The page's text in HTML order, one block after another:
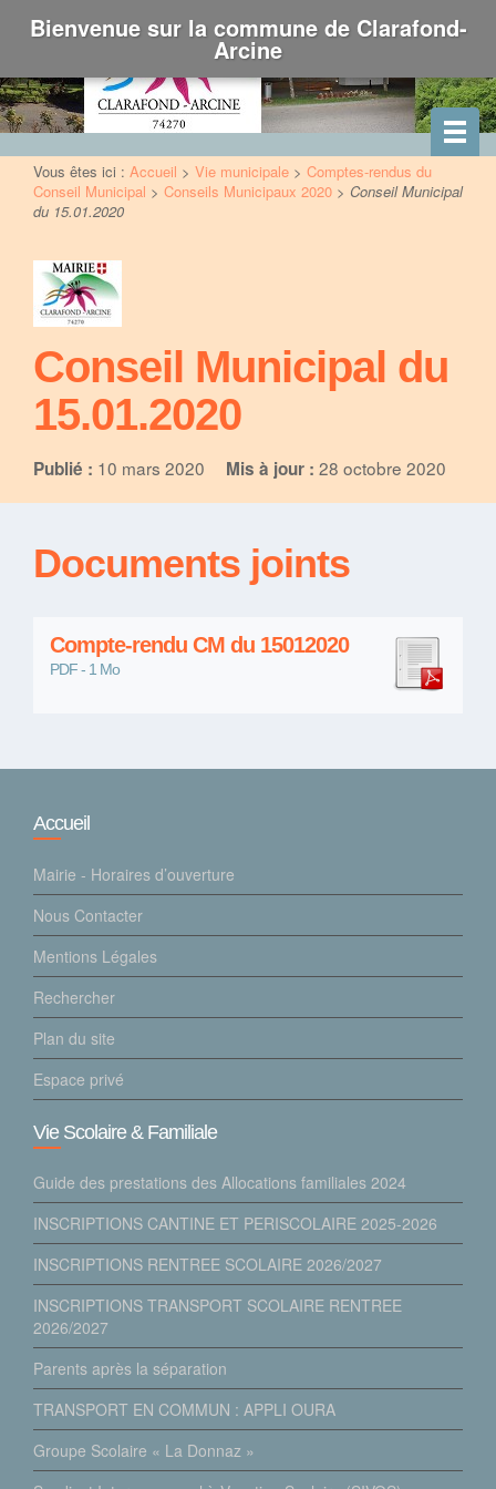
Vous êtes ici : Accueil > Vie municipale > Comptes-rendus du
Conseil Municipal > Conseils Municipaux 2020 > Conseil Municipal
du 15.01.2020
Conseil Municipal du
15.01.2020
Publié : 10 mars 2020 Mis à jour : 28 octobre 2020
Documents joints
Compte-rendu CM du 15012020
PDF - 1 Mo
Accueil
Mairie - Horaires d’ouverture
Nous Contacter
Mentions Légales
Rechercher
Plan du site
Espace privé
Vie Scolaire & Familiale
Guide des prestations des Allocations familiales 2024
INSCRIPTIONS CANTINE ET PERISCOLAIRE 2025-2026
INSCRIPTIONS RENTREE SCOLAIRE 2026/2027
INSCRIPTIONS TRANSPORT SCOLAIRE RENTREE
2026/2027
Parents après la séparation
TRANSPORT EN COMMUN : APPLI OURA
Groupe Scolaire « La Donnaz »
Bienvenue sur la commune de Clarafond-
Arcine